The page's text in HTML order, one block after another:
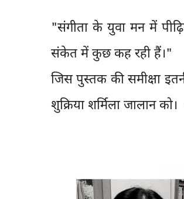
"संगीता के युवा मन में
संकेत में कुछ कह रही हैं।"
जिस पुस्तक की समीक्षा
शुक्रिया शर्मिला जालान